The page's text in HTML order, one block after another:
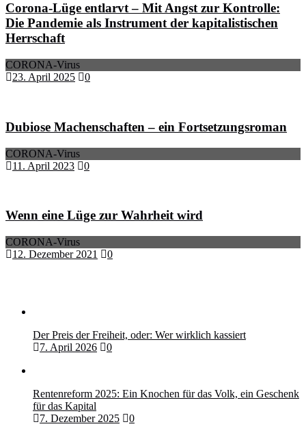
Corona-Lüge entlarvt – Mit Angst zur Kontrolle:
Die Pandemie als Instrument der kapitalistischen
Herrschaft
CORONA-Virus
23. April 2025
0
Dubiose Machenschaften – ein Fortsetzungsroman
CORONA-Virus
11. April 2023
0
Wenn eine Lüge zur Wahrheit wird
CORONA-Virus
12. Dezember 2021
0
Der Preis der Freiheit, oder: Wer wirklich kassiert
7. April 2026
0
Rentenreform 2025: Ein Knochen für das Volk, ein Geschenk
für das Kapital
7. Dezember 2025
0